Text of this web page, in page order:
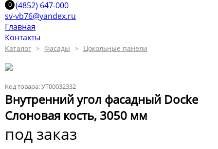
+7 (4852) 647-000
sv-vb76@yandex.ru
Главная
Контакты
Каталог Фасады Цокольные панели
Код товара: УТ00032332
Внутренний угол фасадный Docke
Слоновая кость, 3050 мм
под заказ